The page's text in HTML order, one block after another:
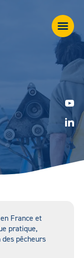
France et
pratique,
pêcheurs